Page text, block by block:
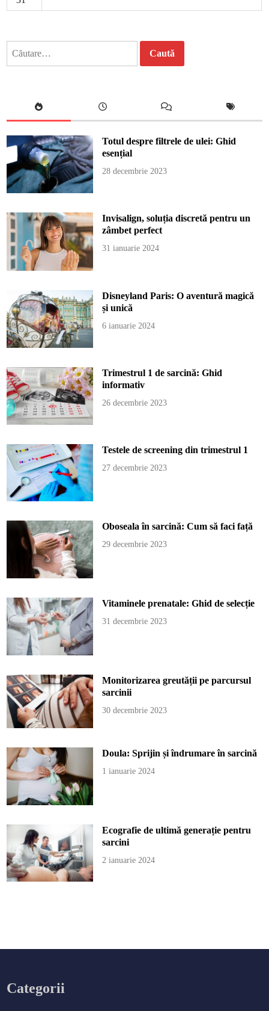
Totul despre filtrele de ulei: Ghid
esențial
28 decembrie 2023
Invisalign, soluția discretă pentru un
zâmbet perfect
31 ianuarie 2024
Disneyland Paris: O aventură magică
și unică
6 ianuarie 2024
Trimestrul 1 de sarcină: Ghid
informativ
26 decembrie 2023
Testele de screening din trimestrul 1
27 decembrie 2023
Oboseala în sarcină: Cum să faci față
29 decembrie 2023
Vitaminele prenatale: Ghid de selecție
31 decembrie 2023
Monitorizarea greutății pe parcursul
sarcinii
30 decembrie 2023
Doula: Sprijin și îndrumare în sarcină
1 ianuarie 2024
Ecografie de ultimă generație pentru
sarcini
2 ianuarie 2024
Categorii